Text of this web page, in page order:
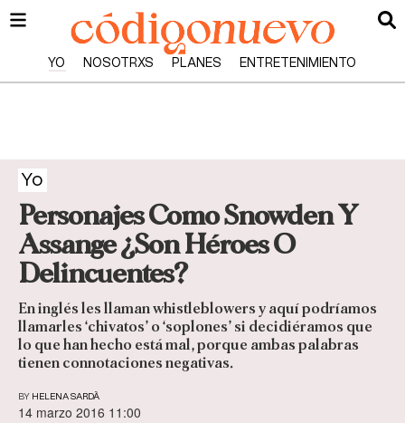
YO NOSOTRXS PLANES ENTRETENIMIENTO
Yo
Personajes Como Snowden Y
Assange ¿Son Héroes O
Delincuentes?
En inglés les llaman whistleblowers y aquí podríamos
llamarles ‘chivatos’ o ‘soplones’ si decidiéramos que
lo que han hecho está mal, porque ambas palabras
tienen connotaciones negativas.
BY HELENA SARDÀ
14 marzo 2016 11:00